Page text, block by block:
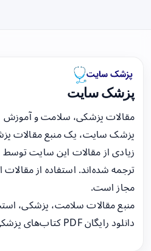
پزشک سایت
مقالات پزشکی، سلامت و آموزش
پزشک سایت، یک منبع مقالات
زیادی از مقالات این سایت
ترجمه شده‌اند. استفاده از
مجاز است.
منبع مقالات سلامت، پزشکی،
دانلود رایگان PDF کتاب‌های پزشکی.